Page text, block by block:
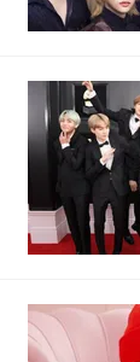
Góc
Công
Hitech
Sản